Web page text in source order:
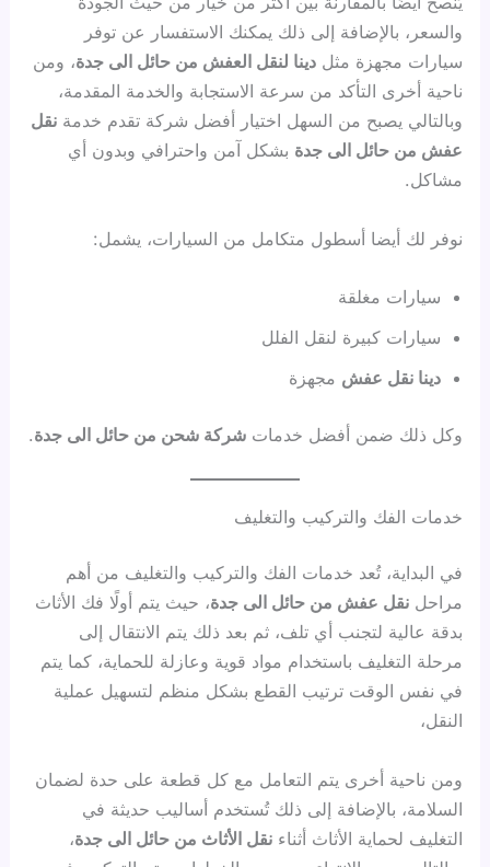
والسعر، بالإضافة إلى ذلك يمكنك الاستفسار عن توفر
سيارات مجهزة مثلدينا لنقل العفش من حائل الى جدة، ومن
ناحية أخرى التأكد من سرعة الاستجابة والخدمة المقدمة،
وبالتالي يصبح من السهل اختيار أفضل شركة تقدم خدمةنقل
عفش من حائل الى جدة بشكل آمن واحترافي وبدون أي
مشاكل.
نوفر لك أيضا أسطول متكامل من السيارات، يشمل:
سيارات مغلقة
سيارات كبيرة لنقل الفلل
دينا نقل عفش مجهزة
وكل ذلك ضمن أفضل خدماتشركة شحن من حائل الى جدة.
خدمات الفك والتركيب والتغليف
في البداية، تُعد خدمات الفك والتركيب والتغليف من أهم
مراحلنقل عفش من حائل الى جدة، حيث يتم أولًا فك الأثاث
بدقة عالية لتجنب أي تلف، ثم بعد ذلك يتم الانتقال إلى
مرحلة التغليف باستخدام مواد قوية وعازلة للحماية، كما يتم
في نفس الوقت ترتيب القطع بشكل منظم لتسهيل عملية
النقل،
ومن ناحية أخرى يتم التعامل مع كل قطعة على حدة لضمان
السلامة، بالإضافة إلى ذلك تُستخدم أساليب حديثة في
التغليف لحماية الأثاث أثناءنقل الأثاث من حائل الى جدة،